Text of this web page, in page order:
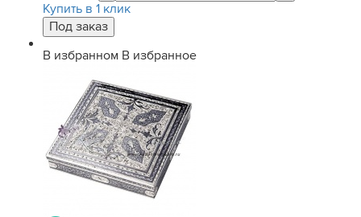
Купить в 1 клик
В избранном В избранное